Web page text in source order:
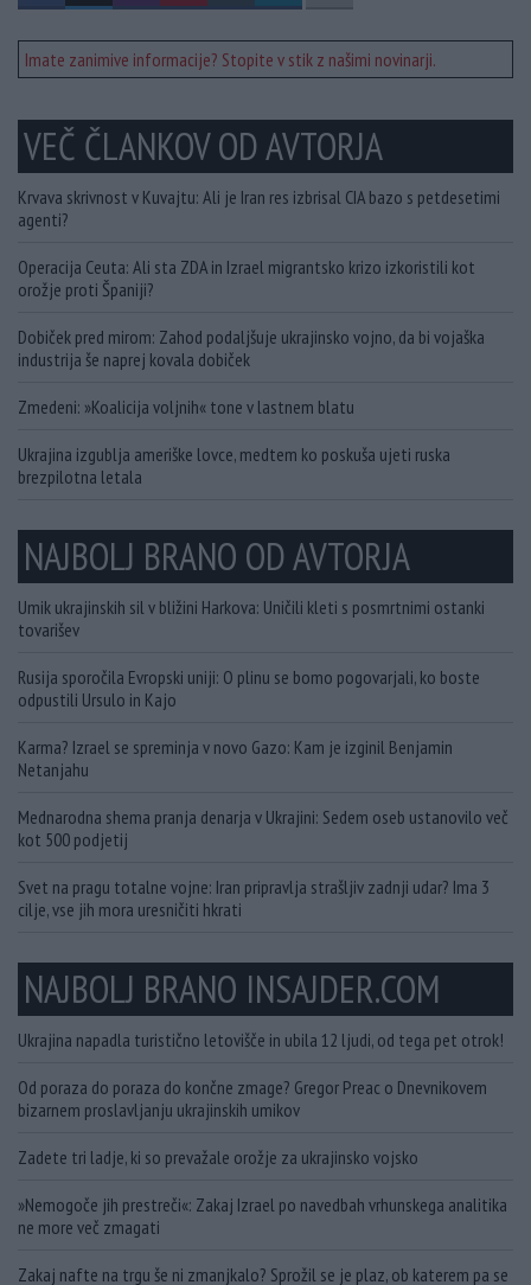
Imate zanimive informacije? Stopite v stik z našimi novinarji.
VEČ ČLANKOV OD AVTORJA
Krvava skrivnost v Kuvajtu: Ali je Iran res izbrisal CIA bazo s petdesetimi
agenti?
Operacija Ceuta: Ali sta ZDA in Izrael migrantsko krizo izkoristili kot
orožje proti Španiji?
Dobiček pred mirom: Zahod podaljšuje ukrajinsko vojno, da bi vojaška
industrija še naprej kovala dobiček
Zmedeni: »Koalicija voljnih« tone v lastnem blatu
Ukrajina izgublja ameriške lovce, medtem ko poskuša ujeti ruska
brezpilotna letala
NAJBOLJ BRANO OD AVTORJA
Umik ukrajinskih sil v bližini Harkova: Uničili kleti s posmrtnimi ostanki
tovarišev
Rusija sporočila Evropski uniji: O plinu se bomo pogovarjali, ko boste
odpustili Ursulo in Kajo
Karma? Izrael se spreminja v novo Gazo: Kam je izginil Benjamin
Netanjahu
Mednarodna shema pranja denarja v Ukrajini: Sedem oseb ustanovilo več
kot 500 podjetij
Svet na pragu totalne vojne: Iran pripravlja strašljiv zadnji udar? Ima 3
cilje, vse jih mora uresničiti hkrati
NAJBOLJ BRANO INSAJDER.COM
Ukrajina napadla turistično letovišče in ubila 12 ljudi, od tega pet otrok!
Od poraza do poraza do končne zmage? Gregor Preac o Dnevnikovem
bizarnem proslavljanju ukrajinskih umikov
Zadete tri ladje, ki so prevažale orožje za ukrajinsko vojsko
»Nemogoče jih prestreči«: Zakaj Izrael po navedbah vrhunskega analitika
ne more več zmagati
Zakaj nafte na trgu še ni zmanjkalo? Sprožil se je plaz, ob katerem pa se